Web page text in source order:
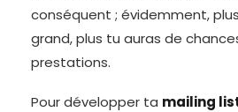
conséquent ; évidemment,
grand, plus tu auras de
prestations.
Pour développer ta mailing